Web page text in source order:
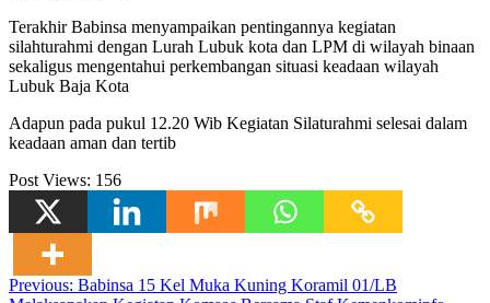
Terakhir Babinsa menyampaikan pentingannya kegiatan
silahturahmi dengan Lurah Lubuk kota dan LPM di wilayah binaan
sekaligus mengentahui perkembangan situasi keadaan wilayah
Lubuk Baja Kota
Adapun pada pukul 12.20 Wib Kegiatan Silaturahmi selesai dalam
keadaan aman dan tertib
Post Views: 156
Navigasi
Previous: Babinsa 15 Kel Muka Kuning Koramil 01/LB